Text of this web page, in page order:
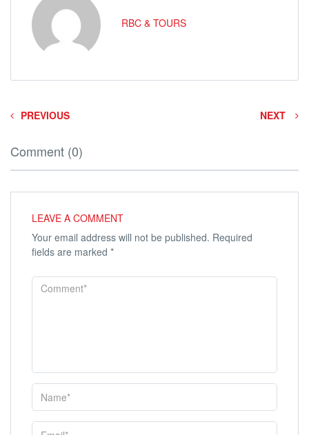
RBC & TOURS
PREVIOUS NEXT
Comment (0)
LEAVE A COMMENT
Your email address will not be published. Required
fields are marked *